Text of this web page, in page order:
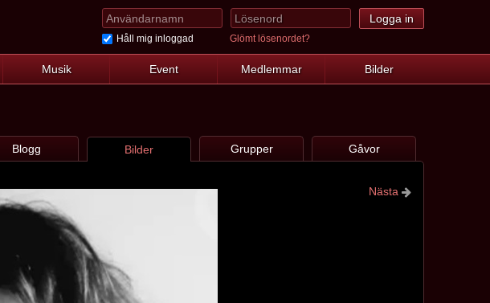
Håll mig inloggad Glömt lösenordet?
Musik Event Medlemmar Bilder
Blogg Bilder Grupper Gåvor
Nästa